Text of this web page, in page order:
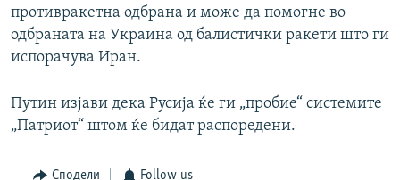
противракетна одбрана и може да помогне во
одбраната на Украина од балистички ракети што ги
испорачува Иран.
Путин изјави дека Русија ќе ги „пробие“ системите
„Патриот“ штом ќе бидат распоредени.
Сподели Follow us